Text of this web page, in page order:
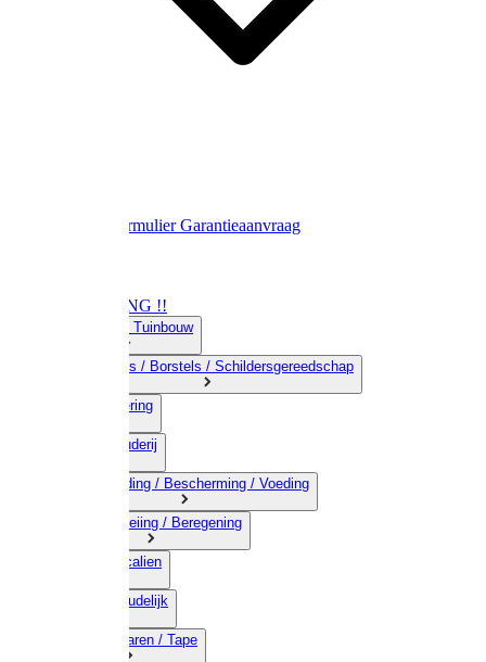
RetourformulierGarantieaanvraag
OPRUIMING !!
01) Land-& Tuinbouw
02) Bezems / Borstels / Schildersgereedschap
03) Afrastering
04) Veehouderij
05) Bestrijding / Bescherming / Voeding
06) Besproeiing / Beregening
07) Chemicalien
08) Huishoudelijk
09) Touwwaren / Tape